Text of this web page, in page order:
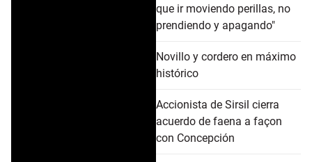
que ir moviendo perillas, no
prendiendo y apagando"
Novillo y cordero en máximo
histórico
Accionista de Sirsil cierra
acuerdo de faena a façon
con Concepción